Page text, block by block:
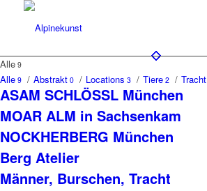
Alle 9
Alle 9 / Abstrakt 0 / Locations 3 / Tiere 2 / Tracht
ASAM SCHLÖSSL München
MOAR ALM in Sachsenkam
NOCKHERBERG München
Berg Atelier
Männer, Burschen, Tracht